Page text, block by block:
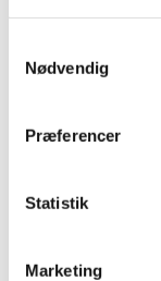
Nødvendig
Præferencer
Statistik
Marketing
september (2)
marts (1)
2010 (7)